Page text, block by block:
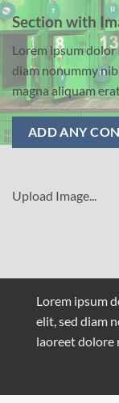
Skip
to
content
Section with
Lorem ipsum
diam nonummy
magna aliquam
ADD ANY
Upload Image...
Lorem ipsum
elit, sed diam
laoreet dolore